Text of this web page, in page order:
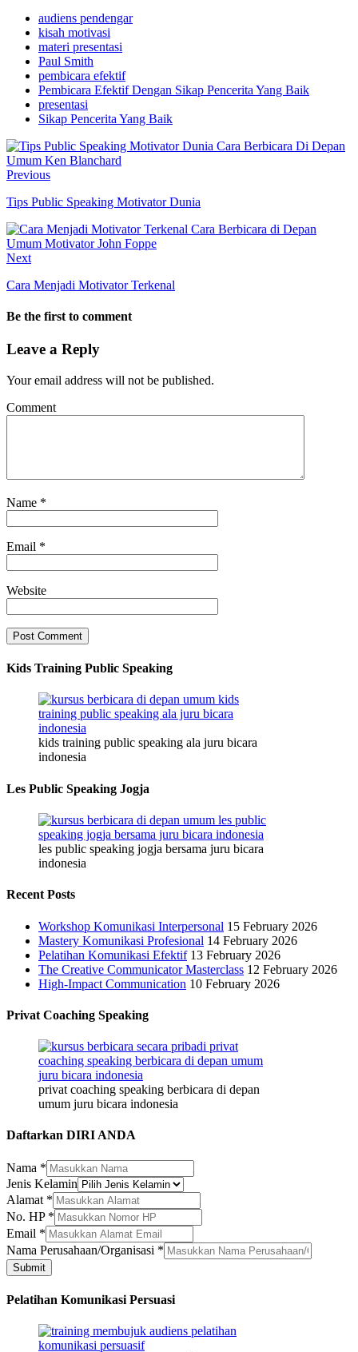
audiens pendengar
kisah motivasi
materi presentasi
Paul Smith
pembicara efektif
Pembicara Efektif Dengan Sikap Pencerita Yang Baik
presentasi
Sikap Pencerita Yang Baik
Previous
Tips Public Speaking Motivator Dunia
Next
Cara Menjadi Motivator Terkenal
Be the first to comment
Leave a Reply
Your email address will not be published.
Comment
Name *
Email *
Website
Kids Training Public Speaking
kids training public speaking ala juru bicara
indonesia
Les Public Speaking Jogja
les public speaking jogja bersama juru bicara
indonesia
Recent Posts
Workshop Komunikasi Interpersonal 15 February 2026
Mastery Komunikasi Profesional 14 February 2026
Pelatihan Komunikasi Efektif 13 February 2026
The Creative Communicator Masterclass 12 February 2026
High-Impact Communication 10 February 2026
Privat Coaching Speaking
privat coaching speaking berbicara di depan
umum juru bicara indonesia
Daftarkan DIRI ANDA
Nama
No.
Nama
Nama *
Jenis Kelamin
Alamat *
No. HP *
Email *
Nama Perusahaan/Organisasi *
Submit
Pelatihan Komunikasi Persuasi